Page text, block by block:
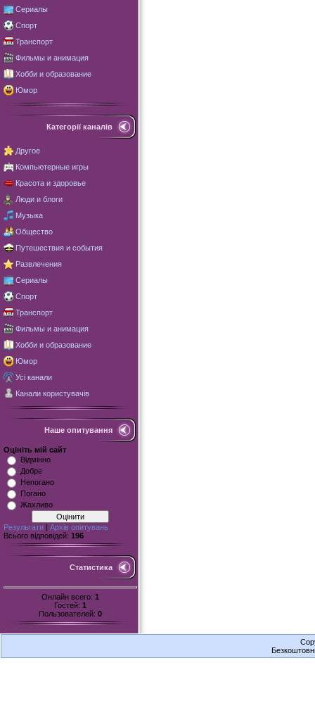
Сериалы
Спорт
Транспорт
Фильмы и анимация
Хобби и образование
Юмор
Категорії каналів
Другое
Компьютерные игры
Красота и здоровье
Люди и блоги
Музыка
Общество
Путешествия и события
Развлечения
Сериалы
Спорт
Транспорт
Фильмы и анимация
Хобби и образование
Юмор
Усі канали
Канали користувачів
Наше опитування
Оцініть мій сайт
Відмінно
Добре
Непогано
Погано
Жахливо
Результати | Архів опитувань
Всього відповідей: 196
Статистика
Онлайн всего: 1
Гостей: 1
Пользователей: 0